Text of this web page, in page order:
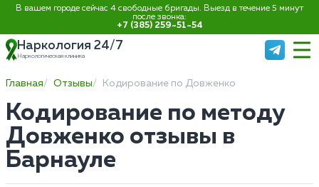
В вашем городе сейчас 4 свободные бригады. Выезд в течение 5 минут
после звонка:
+7 (385) 259-51-54
Наркология 24/7
Наркологическая клиника
Главная Отзывы Кодирование по Довженко
Кодирование по методу
Довженко отзывы в
Барнауле